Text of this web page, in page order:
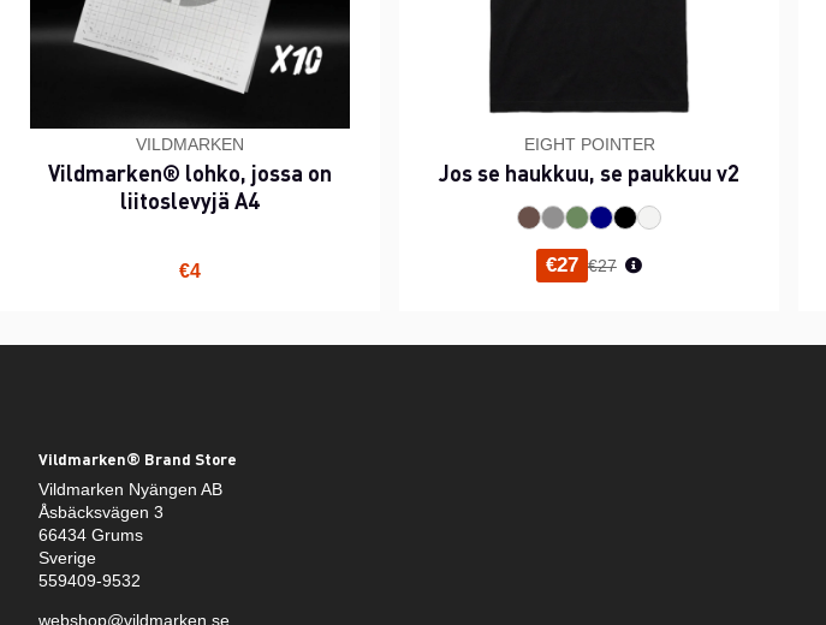
VILDMARKEN
Vildmarken® lohko, jossa on
liitoslevyjä A4
€4
EIGHT POINTER
Jos se haukkuu, se paukkuu v2
€27 Normaali hinta
€27
Vildmarken® Brand Store
Vildmarken Nyängen AB
Åsbäcksvägen 3
66434 Grums
Sverige
559409-9532
webshop@vildmarken.se